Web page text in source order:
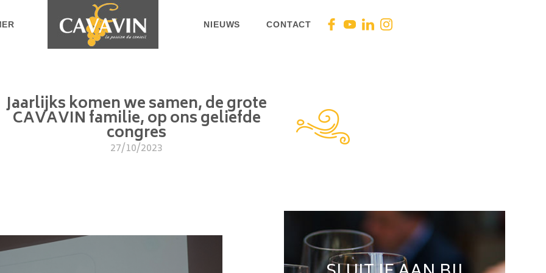
NIEUWS CONTACT
Jaarlijks komen we samen, de grote
CAVAVIN familie, op ons geliefde
congres
27/10/2023